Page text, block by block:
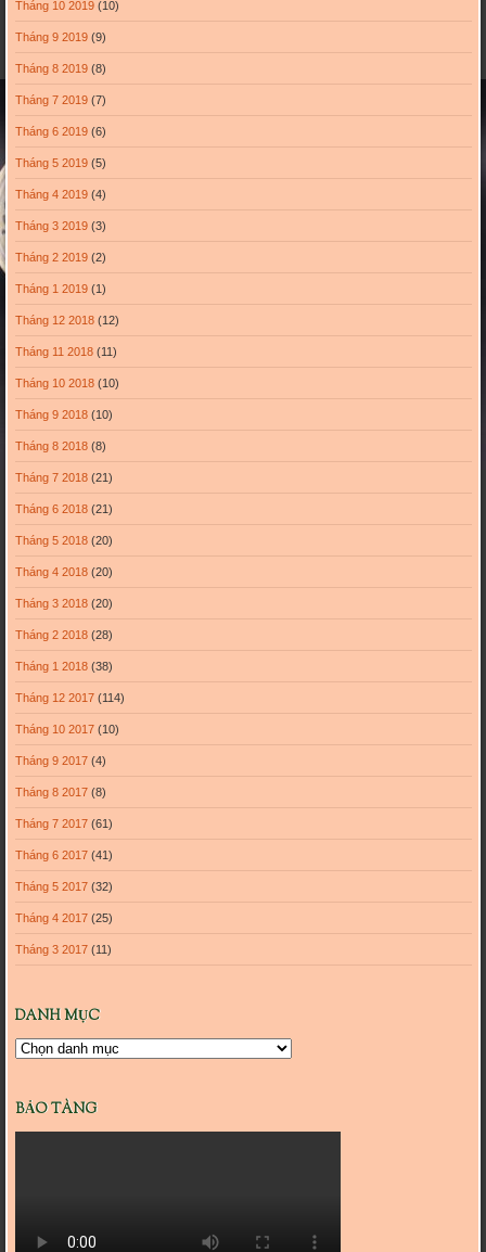
Tháng 10 2019(10)
Tháng 9 2019(9)
Tháng 8 2019(8)
Tháng 7 2019(7)
Tháng 6 2019(6)
Tháng 5 2019(5)
Tháng 4 2019(4)
Tháng 3 2019(3)
Tháng 2 2019(2)
Tháng 1 2019(1)
Tháng 12 2018(12)
Tháng 11 2018(11)
Tháng 10 2018(10)
Tháng 9 2018(10)
Tháng 8 2018(8)
Tháng 7 2018(21)
Tháng 6 2018(21)
Tháng 5 2018(20)
Tháng 4 2018(20)
Tháng 3 2018(20)
Tháng 2 2018(28)
Tháng 1 2018(38)
Tháng 12 2017(114)
Tháng 10 2017(10)
Tháng 9 2017(4)
Tháng 8 2017(8)
Tháng 7 2017(61)
Tháng 6 2017(41)
Tháng 5 2017(32)
Tháng 4 2017(25)
Tháng 3 2017(11)
DANH MỤC
Danh
BẢO TÀNG